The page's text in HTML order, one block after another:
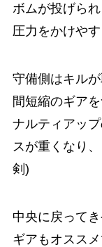
ボムが投げら
圧力をかけやす
守備側はキル
間短縮のギア
ナルティアッ
スが重くなり
剣)
中央に戻って
ギアもオススメ